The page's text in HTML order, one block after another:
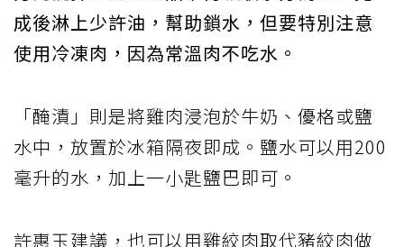
成後淋上少許油，幫助鎖水，但要特別注意
使用冷凍肉，因為常溫肉不吃水。
「醃漬」則是將雞肉浸泡於牛奶、優格或鹽
水中，放置於冰箱隔夜即成。鹽水可以用200
毫升的水，加上一小匙鹽巴即可。
許惠玉建議，也可以用雞絞肉取代豬絞肉做